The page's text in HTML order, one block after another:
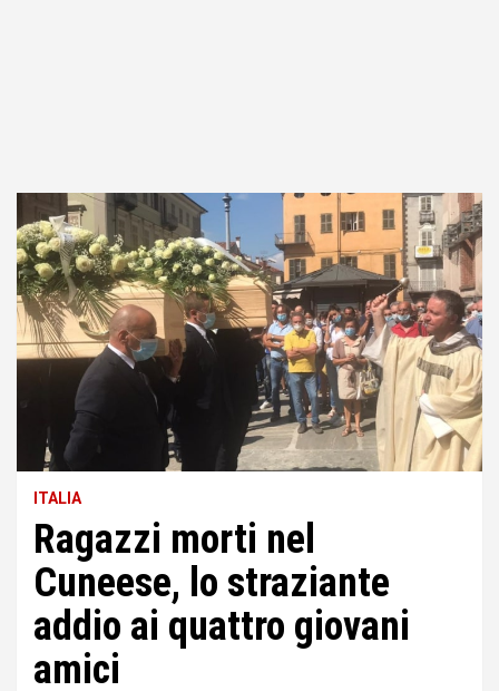
ITALIA
Ragazzi morti nel
Cuneese, lo straziante
addio ai quattro giovani
amici